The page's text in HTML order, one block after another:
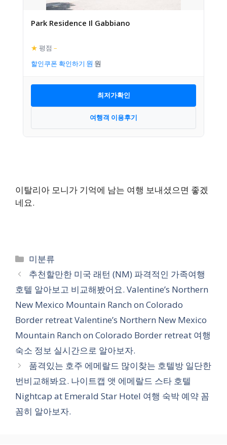
Park Residence Il Gabbiano
★ 평점 –
할인쿠폰 확인하기
최저가확인
여행객 이용후기
이탈리아 모니가 기억에 남는 여행 보내셨으면 좋겠
네요.
카
테
고
리
미분류
추천할만한 미국 래턴 (NM) 파격적인 가족여행
호텔 알아보고 비교해봤어요. Valentine’s Northern
New Mexico Mountain Ranch on Colorado
Border retreat Valentine’s Northern New Mexico
Mountain Ranch on Colorado Border retreat 여행
숙소 정보 실시간으로 알아보자.
품격있는 호주 에메랄드 많이찾는 호텔방 일단한
번비교해봐요. 나이트캡 앳 에메랄드 스타 호텔
Nightcap at Emerald Star Hotel 여행 숙박 예약 꼼
꼼히 알아보자.